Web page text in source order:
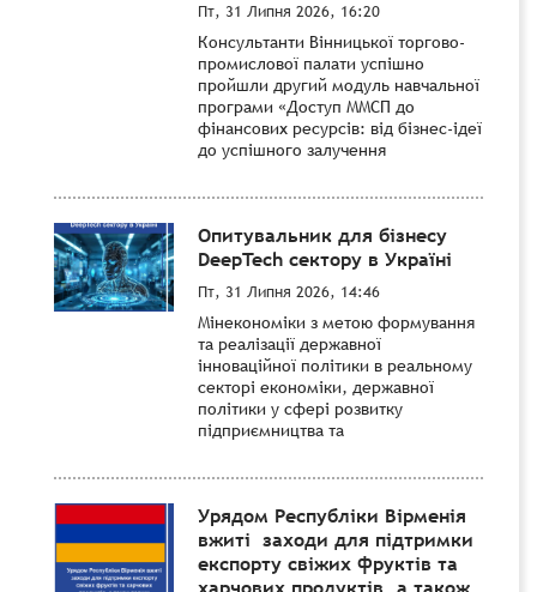
Пт, 31 Липня 2026, 16:20
Консультанти Вінницької торгово-
промислової палати успішно
пройшли другий модуль навчальної
програми «Доступ ММСП до
фінансових ресурсів: від бізнес-ідеї
до успішного залучення
Опитувальник для бізнесу
DeepTech сектору в Україні
Пт, 31 Липня 2026, 14:46
Мінекономіки з метою формування
та реалізації державної
інноваційної політики в реальному
секторі економіки, державної
політики у сфері розвитку
підприємництва та
Урядом Республіки Вірменія
вжиті заходи для підтримки
експорту свіжих фруктів та